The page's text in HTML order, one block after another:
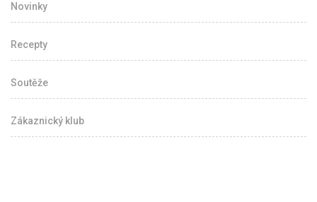
Novinky
Recepty
Soutěže
Zákaznický klub